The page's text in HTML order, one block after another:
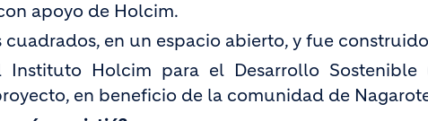
apoyo de Holcim.
en un espacio abierto, y fue
Instituto Holcim para el Desarrollo Sostenible
en beneficio de la comunidad de